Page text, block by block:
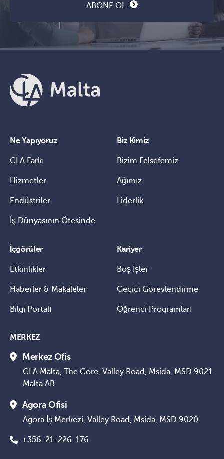
ABONE OL
Ne Yapıyoruz
CLA Farkı
Hizmetler
Endüstriler
İş Dünyasının Ötesinde
Biz Kimiz
Bizim Felsefemiz
Ağımız
Liderlik
İçgörüler
Etkinlikler
Haberler & Makaleler
Bilgi Portalı
Kariyer
Boş İşler
Geçici Görevlendirme
Öğrenci Programları
MERKEZ
Merkez Ofis
CLA Malta, The Core, Valley Road, Msida, MSD 9021
Malta AB
Agora Ofisi
Agora İş Merkezi, Valley Road, Msida, MSD 9020
+356-21-226-176